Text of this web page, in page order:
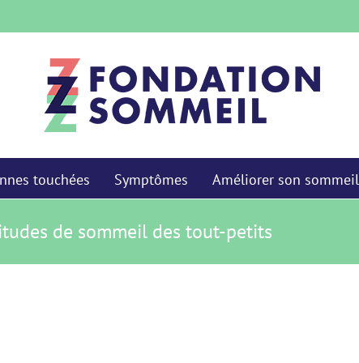
touchées Symptômes Améliorer son sommeil
de sommeil des tout-petits